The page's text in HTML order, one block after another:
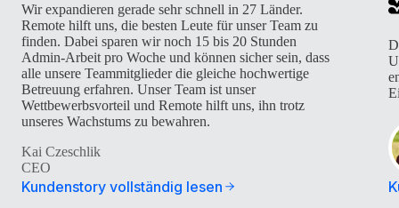
Wir expandieren gerade sehr schnell in 27 Länder.
Remote hilft uns, die besten Leute für unser Team zu
finden. Dabei sparen wir noch 15 bis 20 Stunden
Admin-Arbeit pro Woche und können sicher sein, dass
alle unsere Teammitglieder die gleiche hochwertige
Betreuung erfahren. Unser Team ist unser
Wettbewerbsvorteil und Remote hilft uns, ihn trotz
unseres Wachstums zu bewahren.
Kai Czeschlik
CEO
Kundenstory vollständig lesen